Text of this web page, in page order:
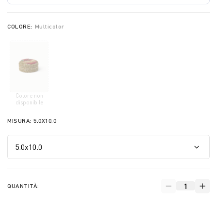
COLORE: Multicolor
Colore non
disponibile
selected
MISURA: 5.0X10.0
QUANTITÀ: